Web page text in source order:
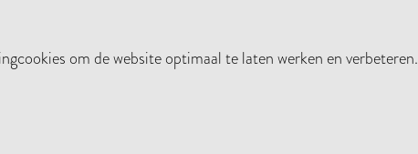
om de website optimaal te laten werken en verbeteren.